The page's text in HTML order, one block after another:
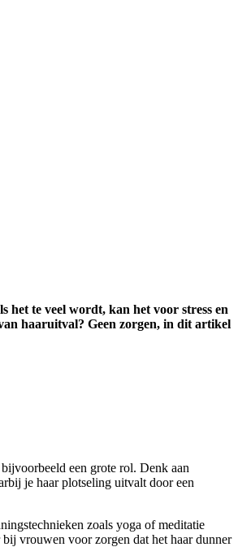
het te veel wordt, kan het voor stress en
haaruitval? Geen zorgen, in dit artikel
een grote rol. Denk aan
je haar plotseling uitvalt door een
zoals yoga of meditatie
vrouwen voor zorgen dat het haar dunner